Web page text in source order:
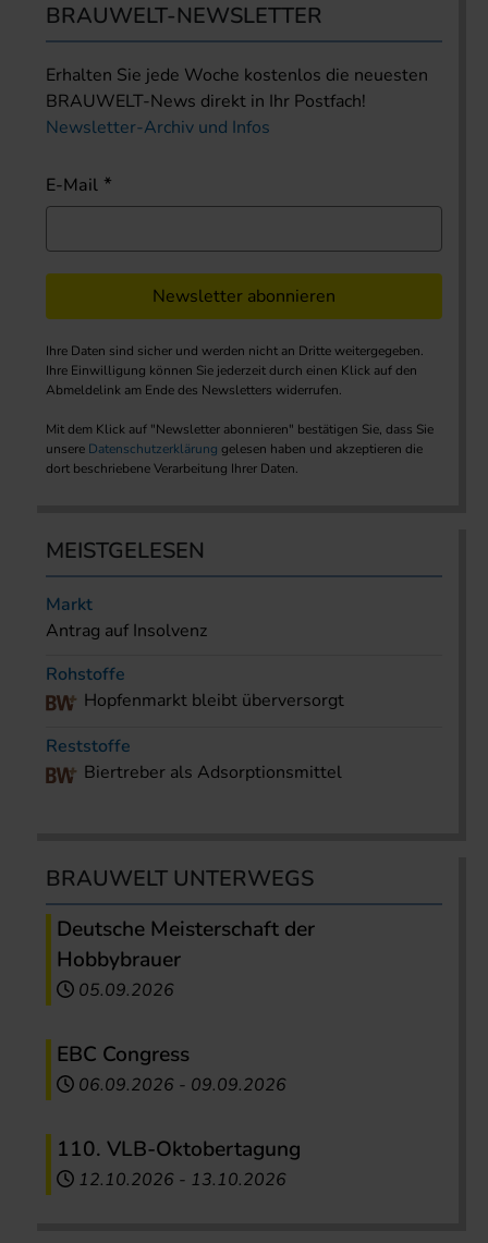
BRAUWELT-NEWSLETTER
Erhalten Sie jede Woche kostenlos die neuesten
BRAUWELT-News direkt in Ihr Postfach!
Newsletter-Archiv und Infos
E-Mail
Newsletter abonnieren
Ihre Daten sind sicher und werden nicht an Dritte weitergegeben.
Ihre Einwilligung können Sie jederzeit durch einen Klick auf den
Abmeldelink am Ende des Newsletters widerrufen.
Mit dem Klick auf "Newsletter abonnieren" bestätigen Sie, dass Sie
unsere Datenschutzerklärung gelesen haben und akzeptieren die
dort beschriebene Verarbeitung Ihrer Daten.
MEISTGELESEN
Markt
Antrag auf Insolvenz
Rohstoffe
Hopfenmarkt bleibt überversorgt
Reststoffe
Biertreber als Adsorptionsmittel
BRAUWELT UNTERWEGS
Deutsche Meisterschaft der
Hobbybrauer
05.09.2026
EBC Congress
06.09.2026 - 09.09.2026
110. VLB-Oktobertagung
12.10.2026 - 13.10.2026